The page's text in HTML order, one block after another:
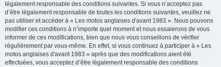
légalement responsable des conditions suivantes. Si vous n’acceptez pas
d’être légalement responsable de toutes les conditions suivantes, veuillez ne
pas utiliser et accéder à « Les motos anglaises d'avant 1983 ». Nous pouvons
modifier ces conditions à n’importe quel moment et nous essaierons de vous
informer de ces modifications, bien que nous vous conseillons de vérifier
régulièrement par vous-même. En effet, si vous continuez à participer à « Les
motos anglaises d'avant 1983 » après que des modifications aient été
effectuées, vous acceptez d’être légalement responsable des conditions